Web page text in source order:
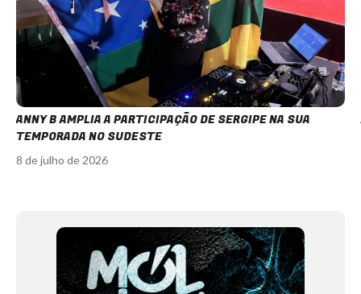
ANNY B AMPLIA A PARTICIPAÇÃO DE SERGIPE NA SUA
TEMPORADA NO SUDESTE
8 de julho de 2026